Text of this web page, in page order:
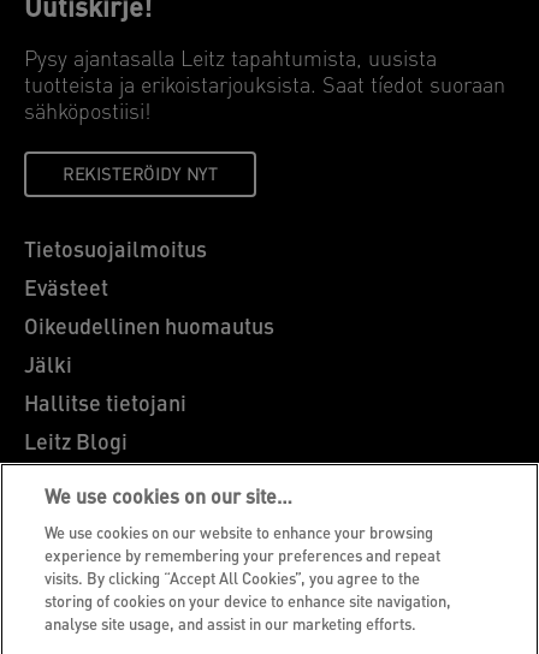
Uutiskirje!
Pysy ajantasalla Leitz tapahtumista, uusista
tuotteista ja erikoistarjouksista. Saat tíedot suoraan
sähköpostiisi!
REKISTERÖIDY NYT
Tietosuojailmoitus
Evästeet
Oikeudellinen huomautus
Jälki
Hallitse tietojani
Leitz Blogi
Ammatti
Leitz EasyPrint
Asiakastuki
Pakkausten kierrätysohjeet
Takuuehdot
We use cookies on our site…
We use cookies on our website to enhance your browsing
experience by remembering your preferences and repeat
visits. By clicking “Accept All Cookies”, you agree to the
storing of cookies on your device to enhance site navigation,
analyse site usage, and assist in our marketing efforts.